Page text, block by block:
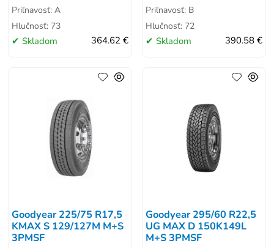
Priľnavosť: A
Hlučnosť: 73
Skladom 364.62 €
Priľnavosť: B
Hlučnosť: 72
Skladom 390.58 €
Goodyear 225/75 R17,5
KMAX S 129/127M M+S
3PMSF
Goodyear 295/60 R22,5
UG MAX D 150K149L
M+S 3PMSF